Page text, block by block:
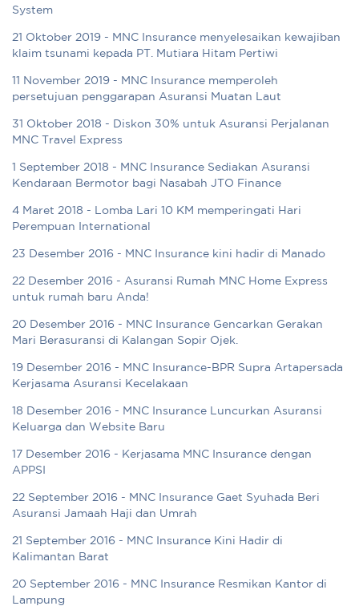
System
21 Oktober 2019 - MNC Insurance menyelesaikan kewajiban
klaim tsunami kepada PT. Mutiara Hitam Pertiwi
11 November 2019 - MNC Insurance memperoleh
persetujuan penggarapan Asuransi Muatan Laut
31 Oktober 2018 - Diskon 30% untuk Asuransi Perjalanan
MNC Travel Express
1 September 2018 - MNC Insurance Sediakan Asuransi
Kendaraan Bermotor bagi Nasabah JTO Finance
4 Maret 2018 - Lomba Lari 10 KM memperingati Hari
Perempuan International
23 Desember 2016 - MNC Insurance kini hadir di Manado
22 Desember 2016 - Asuransi Rumah MNC Home Express
untuk rumah baru Anda!
20 Desember 2016 - MNC Insurance Gencarkan Gerakan
Mari Berasuransi di Kalangan Sopir Ojek.
19 Desember 2016 - MNC Insurance-BPR Supra Artapersada
Kerjasama Asuransi Kecelakaan
18 Desember 2016 - MNC Insurance Luncurkan Asuransi
Keluarga dan Website Baru
17 Desember 2016 - Kerjasama MNC Insurance dengan
APPSI
22 September 2016 - MNC Insurance Gaet Syuhada Beri
Asuransi Jamaah Haji dan Umrah
21 September 2016 - MNC Insurance Kini Hadir di
Kalimantan Barat
20 September 2016 - MNC Insurance Resmikan Kantor di
Lampung